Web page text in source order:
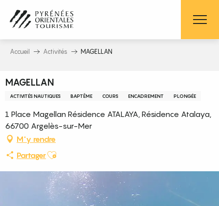
contenu
principal
Accueil Activités MAGELLAN
MAGELLAN
ACTIVITÉS NAUTIQUES BAPTÊME COURS ENCADREMENT PLONGÉE
1 Place Magellan Résidence ATALAYA, Résidence Atalaya,
66700 Argelès-sur-Mer
M'y rendre
PartagerAjouter aux favoris